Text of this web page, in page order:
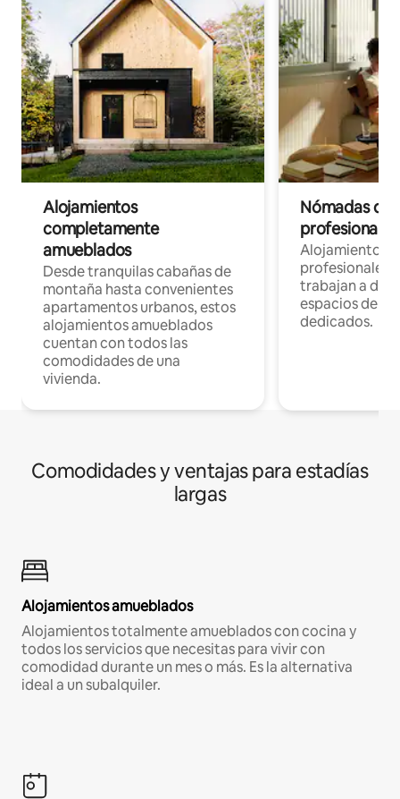
Alojamientos
completamente
amueblados
Desde tranquilas cabañas de
montaña hasta convenientes
apartamentos urbanos, estos
alojamientos amueblados
cuentan con todos las
comodidades de una
vivienda.
Nómadas
Alojamientos
profesionales
trabajan a
espacios de
dedicados.
Comodidades y ventajas para estadías
largas
Alojamientos amueblados
Alojamientos totalmente amueblados con cocina y
todos los servicios que necesitas para vivir con
comodidad durante un mes o más. Es la alternativa
ideal a un subalquiler.